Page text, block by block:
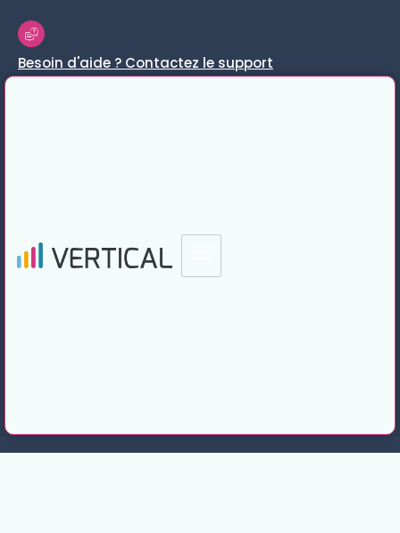
Besoin d'aide ? Contactez le support